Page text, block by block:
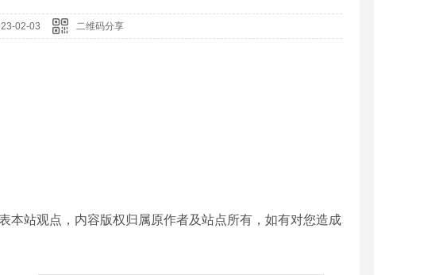
02-03 二维码分享
本站观点，内容版权归属原作者及站点所有，如有对您造成